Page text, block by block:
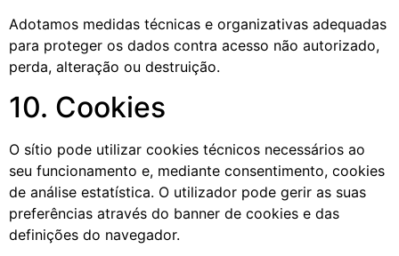
Adotamos medidas técnicas e organizativas adequadas
para proteger os dados contra acesso não autorizado,
perda, alteração ou destruição.
10. Cookies
O sítio pode utilizar cookies técnicos necessários ao
seu funcionamento e, mediante consentimento, cookies
de análise estatística. O utilizador pode gerir as suas
preferências através do banner de cookies e das
definições do navegador.